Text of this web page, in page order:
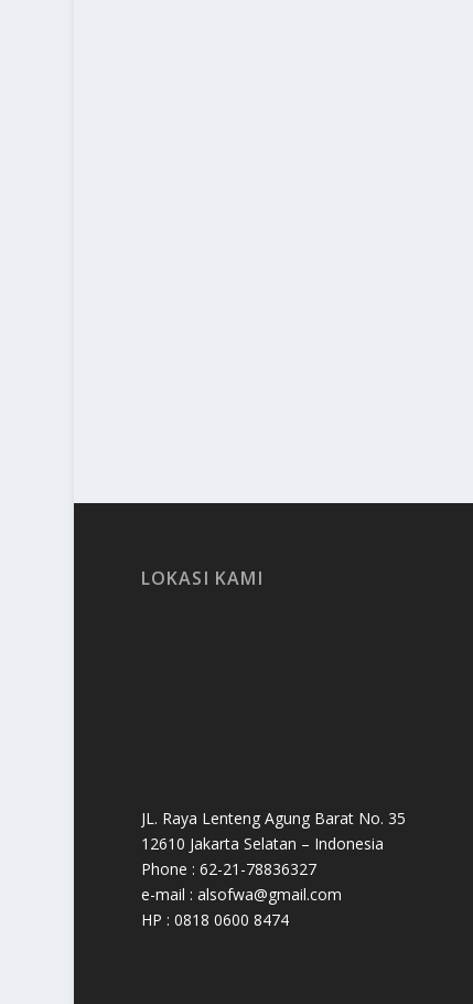
LOKASI KAMI
JL. Raya Lenteng Agung Barat No. 35
12610 Jakarta Selatan – Indonesia
Phone : 62-21-78836327
e-mail : alsofwa@gmail.com
HP : 0818 0600 8474